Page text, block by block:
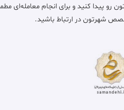
رو پیدا کنید و برای انجام معامله‌ای
شهرتون در ارتباط باشید.